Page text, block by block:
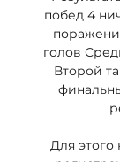
побед 4
голов
Второй
Для